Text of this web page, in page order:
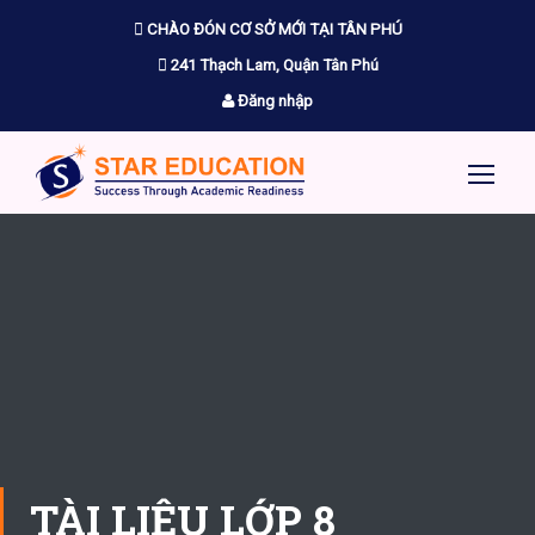
CHÀO ĐÓN CƠ SỞ MỚI TẠI TÂN PHÚ
241 Thạch Lam, Quận Tân Phú
Đăng nhập
TÀI LIỆU LỚP 8